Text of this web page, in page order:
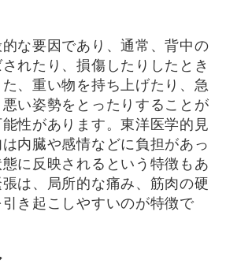
な要因であり、通常、背中の
れたり、損傷したりしたとき
、重い物を持ち上げたり、急
い姿勢をとったりすることが
性があります。東洋医学的見
内臓や感情などに負担があっ
に反映されるという特徴もあ
は、局所的な痛み、筋肉の硬
き起こしやすいのが特徴で